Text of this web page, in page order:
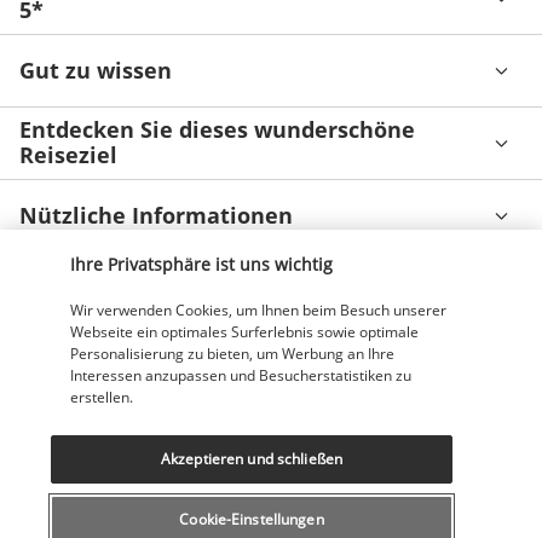
5*
Gut zu wissen
Entdecken Sie dieses wunderschöne
Reiseziel
Nützliche Informationen
Unsere Experten stehen Ihnen zur Seite
Montag bis Freitag von 12 bis 20 Uhr, Samstags und Sonntags
von 10 bis 18 Uhr
(Lokaltarif)
Ihre Privatsphäre ist uns wichtig
Wir verwenden Cookies, um Ihnen beim Besuch unserer
Webseite ein optimales Surferlebnis sowie optimale
Personalisierung zu bieten, um Werbung an Ihre
Interessen anzupassen und Besucherstatistiken zu
erstellen.
Cookie-Einstellungen
Akzeptieren und schließen